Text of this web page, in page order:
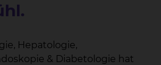
Hepatologie,
& Diabetologie hat